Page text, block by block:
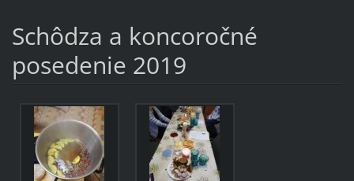
Schôdza a koncoročné
posedenie 2019